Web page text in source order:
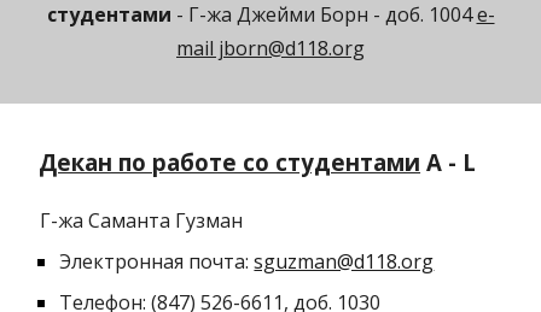
студентами - Г-жа Джейми Борн - доб. 1004e-
mail jborn@d118.org
Декан по работе со студентами A - L
Г-жа Саманта Гузман
Электронная почта:sguzman@d118.org
Телефон: (847) 526-6611, доб. 1030